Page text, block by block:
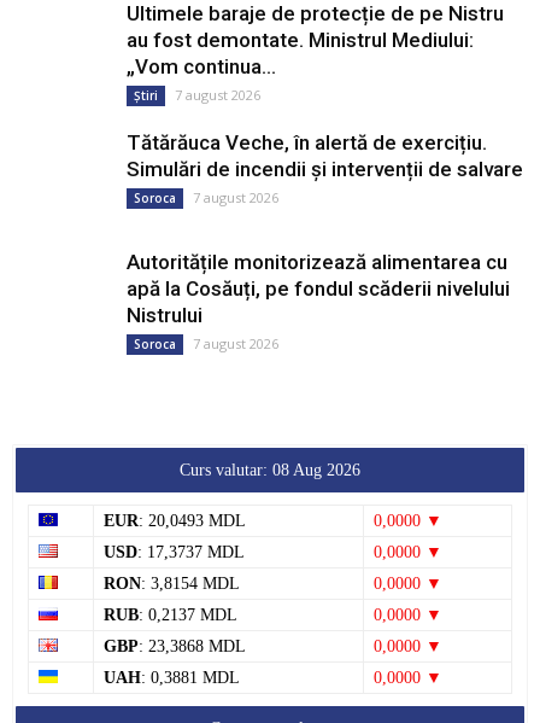
Ultimele baraje de protecție de pe Nistru
au fost demontate. Ministrul Mediului:
„Vom continua...
Știri 7 august 2026
Tătărăuca Veche, în alertă de exercițiu.
Simulări de incendii și intervenții de salvare
Soroca 7 august 2026
Autoritățile monitorizează alimentarea cu
apă la Cosăuți, pe fondul scăderii nivelului
Nistrului
Soroca 7 august 2026
Curs valutar: 08 Aug 2026
EUR: 20,0493 MDL
0,0000 ▼
USD: 17,3737 MDL
0,0000 ▼
RON: 3,8154 MDL
0,0000 ▼
RUB: 0,2137 MDL
0,0000 ▼
GBP: 23,3868 MDL
0,0000 ▼
UAH: 0,3881 MDL 0,0000 ▼